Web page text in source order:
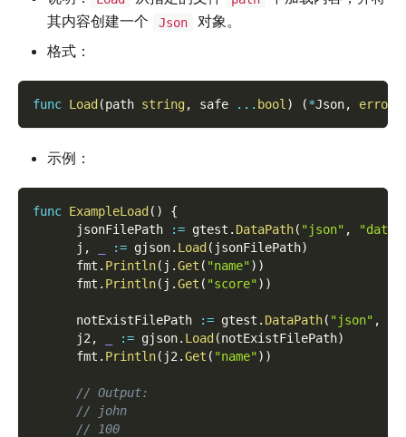
其内容创建一个
Json
对象。
格式：
func Load(path string, safe ... bool ) (*Json, error
示例：
func ExampleLoad( )
{
      jsonFilePath
:= gtest . DataPath( "json" ,
      j
, := gjson. Load( jsonFilePath)
      fmt
. Println( j .Get ( "name") )
      fmt
. Println( j .Get ( "score") )
      notExistFilePath
:= gtest . DataPath( "json" ,
      j2
, := gjson. Load(notExistFilePath)
      fmt
. Println( j2 .Get ( "name") )
// Output:
// john
// 100